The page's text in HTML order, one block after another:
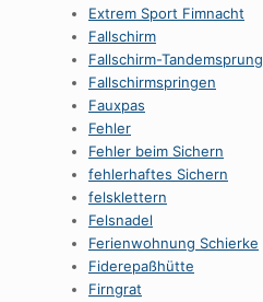
Extrem Sport Fimnacht
Fallschirm
Fallschirm-Tandemsprung
Fallschirmspringen
Fauxpas
Fehler
Fehler beim Sichern
fehlerhaftes Sichern
felsklettern
Felsnadel
Ferienwohnung Schierke
Fiderepaßhütte
Firngrat